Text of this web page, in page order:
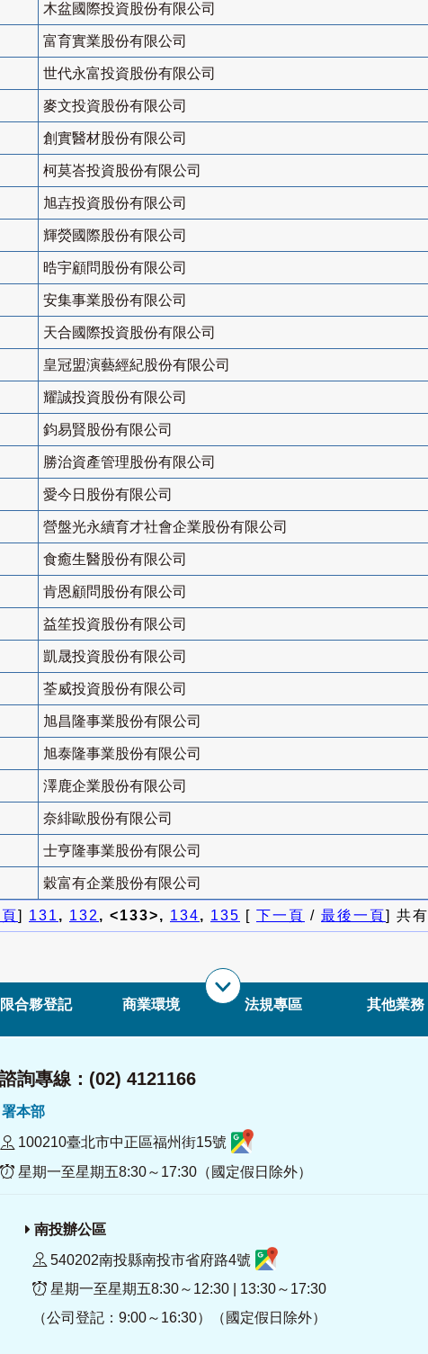
木盆國際投資股份有限公司
富育實業股份有限公司
世代永富投資股份有限公司
麥文投資股份有限公司
創實醫材股份有限公司
柯莫峇投資股份有限公司
旭壵投資股份有限公司
輝熒國際股份有限公司
晧宇顧問股份有限公司
安集事業股份有限公司
天合國際投資股份有限公司
皇冠盟演藝經紀股份有限公司
耀誠投資股份有限公司
鈞易賢股份有限公司
勝治資產管理股份有限公司
愛今日股份有限公司
營盤光永續育才社會企業股份有限公司
食癒生醫股份有限公司
肯恩顧問股份有限公司
益笙投資股份有限公司
凱晟投資股份有限公司
荃威投資股份有限公司
旭昌隆事業股份有限公司
旭泰隆事業股份有限公司
澤鹿企業股份有限公司
奈緋歐股份有限公司
士亨隆事業股份有限公司
穀富有企業股份有限公司
] 131, 132, <133>, 134, 135 [ 下一頁 / 最後一頁] 共有
合夥登記 商業環境 法規專區 其他業務
詢專線：(02) 4121166
署本部
100210臺北市中正區福州街15號
星期一至星期五8:30～17:30（國定假日除外）
南投辦公區
540202南投縣南投市省府路4號
星期一至星期五8:30～12:30 | 13:30～17:30
（公司登記：9:00～16:30）（國定假日除外）